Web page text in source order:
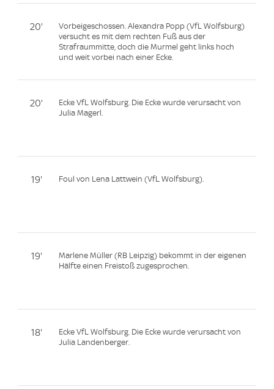
20'
Vorbeigeschossen. Alexandra Popp (VfL Wolfsburg)
versucht es mit dem rechten Fuß aus der
Strafraummitte, doch die Murmel geht links hoch
und weit vorbei nach einer Ecke.
20'
Ecke VfL Wolfsburg. Die Ecke wurde verursacht von
Julia Magerl.
19' Foul von Lena Lattwein (VfL Wolfsburg).
19'
Marlene Müller (RB Leipzig) bekommt in der eigenen
Hälfte einen Freistoß zugesprochen.
18'
Ecke VfL Wolfsburg. Die Ecke wurde verursacht von
Julia Landenberger.